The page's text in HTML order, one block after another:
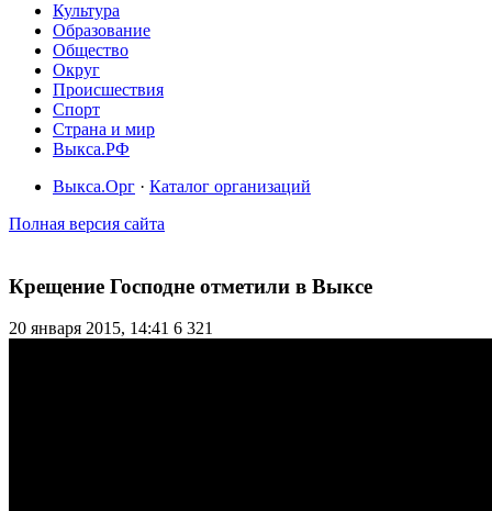
Культура
Образование
Общество
Округ
Происшествия
Спорт
Страна и мир
Выкса.РФ
Выкса.Орг · Каталог организаций
Полная версия сайта
Крещение Господне отметили в Выксе
20 января 2015, 14:41 6 321